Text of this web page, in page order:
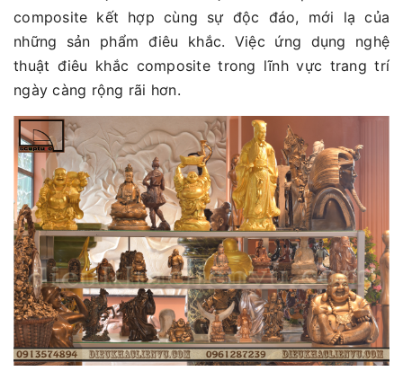
composite kết hợp cùng sự độc đáo, mới lạ của
những sản phẩm điêu khắc. Việc ứng dụng nghệ
thuật điêu khắc composite trong lĩnh vực trang trí
ngày càng rộng rãi hơn.